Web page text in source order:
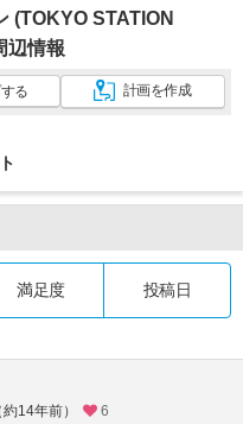
(TOKYO STATION
辺情報
する 計画を作成
満足度 投稿日
14年前）
6